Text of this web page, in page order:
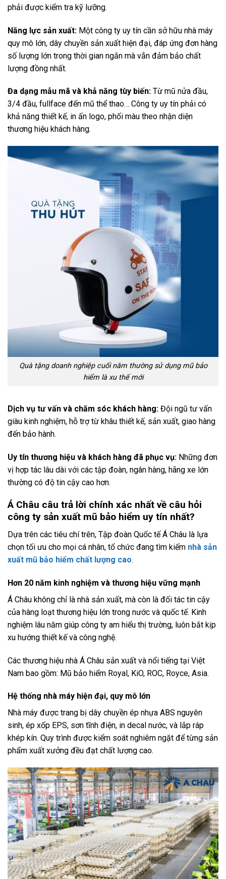
phải được kiểm tra kỹ lưỡng.
Năng lực sản xuất: Một công ty uy tín cần sở hữu nhà máy
quy mô lớn, dây chuyền sản xuất hiện đại, đáp ứng đơn hàng
số lượng lớn trong thời gian ngắn mà vẫn đảm bảo chất
lượng đồng nhất.
Đa dạng mẫu mã và khả năng tùy biến: Từ mũ nửa đầu,
3/4 đầu, fullface đến mũ thể thao… Công ty uy tín phải có
khả năng thiết kế, in ấn logo, phối màu theo nhận diện
thương hiệu khách hàng.
Quà tặng doanh nghiệp cuối năm thường sử dụng mũ bảo
hiểm là xu thế mới
Dịch vụ tư vấn và chăm sóc khách hàng: Đội ngũ tư vấn
giàu kinh nghiệm, hỗ trợ từ khâu thiết kế, sản xuất, giao hàng
đến bảo hành.
Uy tín thương hiệu và khách hàng đã phục vụ: Những đơn
vị hợp tác lâu dài với các tập đoàn, ngân hàng, hãng xe lớn
thường có độ tin cậy cao hơn.
Á Châu câu trả lời chính xác nhất về câu hỏi
công ty sản xuất mũ bảo hiểm uy tín nhất?
Dựa trên các tiêu chí trên, Tập đoàn Quốc tế Á Châu là lựa
chọn tối ưu cho mọi cá nhân, tổ chức đang tìm kiếm nhà sản
xuất mũ bảo hiểm chất lượng cao.
Hơn 20 năm kinh nghiệm và thương hiệu vững mạnh
Á Châu không chỉ là nhà sản xuất, mà còn là đối tác tin cậy
của hàng loạt thương hiệu lớn trong nước và quốc tế. Kinh
nghiệm lâu năm giúp công ty am hiểu thị trường, luôn bắt kịp
xu hướng thiết kế và công nghệ.
Các thương hiệu nhà Á Châu sản xuất và nổi tiếng tại Việt
Nam bao gồm: Mũ bảo hiểm Royal, KiO, ROC, Royce, Asia.
Hệ thống nhà máy hiện đại, quy mô lớn
Nhà máy được trang bị dây chuyền ép nhựa ABS nguyên
sinh, ép xốp EPS, sơn tĩnh điện, in decal nước, và lắp ráp
khép kín. Quy trình được kiểm soát nghiêm ngặt để từng sản
phẩm xuất xưởng đều đạt chất lượng cao.